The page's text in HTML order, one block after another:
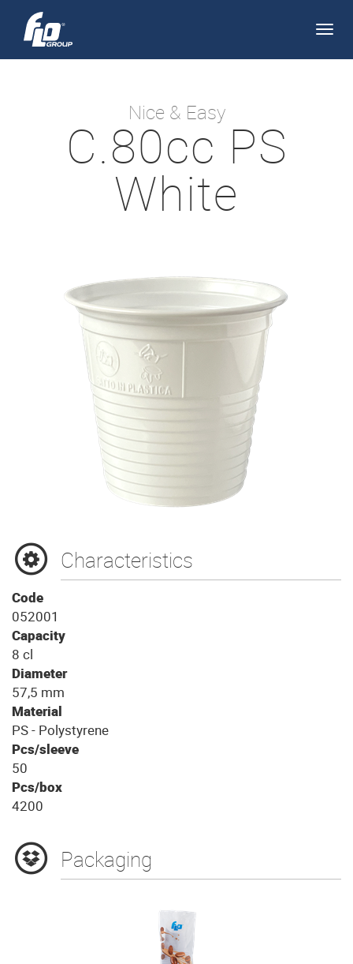
Nice & Easy
C.80cc PS
White
Characteristics
Code
052001
Capacity
8 cl
Diameter
57,5 mm
Material
PS - Polystyrene
Pcs/sleeve
50
Pcs/box
4200
Packaging